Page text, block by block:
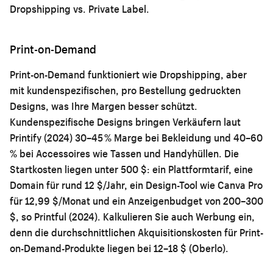
Dropshipping vs. Private Label.
Print-on-Demand
Print-on-Demand funktioniert wie Dropshipping, aber
mit kundenspezifischen, pro Bestellung gedruckten
Designs, was Ihre Margen besser schützt.
Kundenspezifische Designs bringen Verkäufern laut
Printify (2024) 30–45 % Marge bei Bekleidung und 40–60
% bei Accessoires wie Tassen und Handyhüllen. Die
Startkosten liegen unter 500 $: ein Plattformtarif, eine
Domain für rund 12 $/Jahr, ein Design-Tool wie Canva Pro
für 12,99 $/Monat und ein Anzeigenbudget von 200–300
$, so Printful (2024). Kalkulieren Sie auch Werbung ein,
denn die durchschnittlichen Akquisitionskosten für Print-
on-Demand-Produkte liegen bei 12–18 $ (Oberlo).